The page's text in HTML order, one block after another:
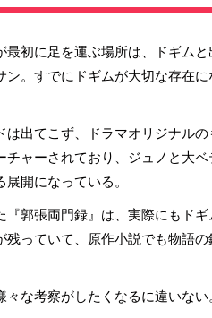
初に足を運ぶ場所は、ドギムと
。すでにドギムが大切な存在
出てこず、ドラマオリジナル
ャーされており、ジュノと大ベ
開になっている。
郭張両門録』は、実際にもドギ
っていて、原作小説でも物語
な考察がしたくなるに違いない